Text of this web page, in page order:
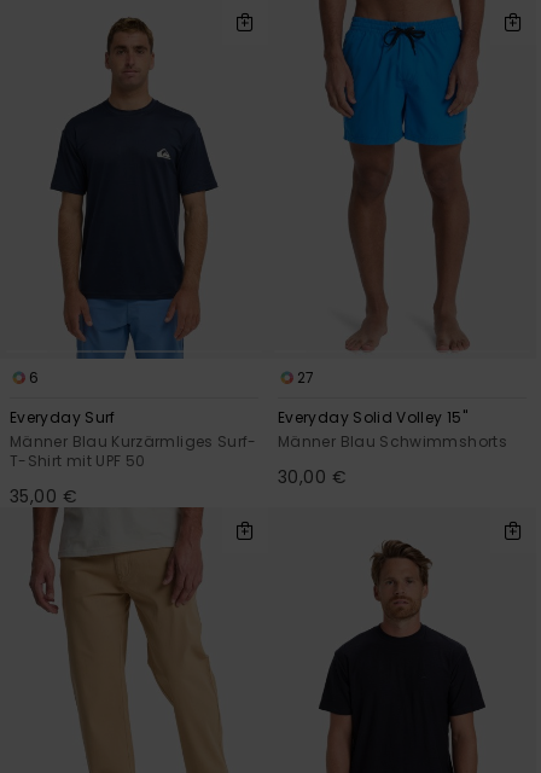
6
Everyday Surf
Männer Blau Kurzärmliges Surf-
T-Shirt mit UPF 50
35,00 €
27
Everyday Solid Volley 15"
Männer Blau Schwimmshorts
30,00 €